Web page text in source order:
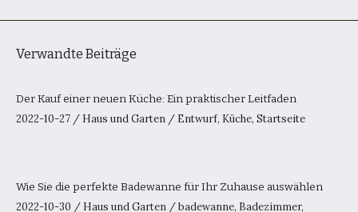
Verwandte Beiträge
Der Kauf einer neuen Küche: Ein praktischer Leitfaden
2022-10-27 / Haus und Garten / Entwurf, Küche, Startseite
Wie Sie die perfekte Badewanne für Ihr Zuhause auswählen
2022-10-30 / Haus und Garten /badewanne, Badezimmer,